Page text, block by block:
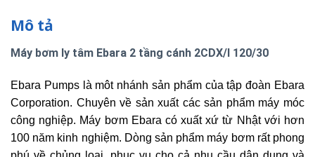
Mô tả
Máy bơm ly tâm Ebara 2 tầng cánh 2CDX/I 120/30
Ebara Pumps là môt nhánh sản phẩm của tập đoàn Ebara
Corporation. Chuyên về sản xuất các sản phẩm máy móc
công nghiệp. Máy bơm Ebara có xuất xứ từ Nhật với hơn
100 năm kinh nghiệm. Dòng sản phẩm máy bơm rất phong